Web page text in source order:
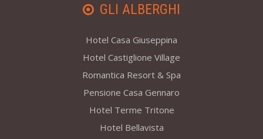
GLI ALBERGHI
Hotel Casa Giuseppina
Hotel Castiglione Village
Romantica Resort & Spa
Pensione Casa Gennaro
Hotel Terme Tritone
Hotel Bellavista